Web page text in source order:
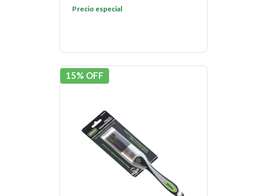
Precio especial
15% OFF